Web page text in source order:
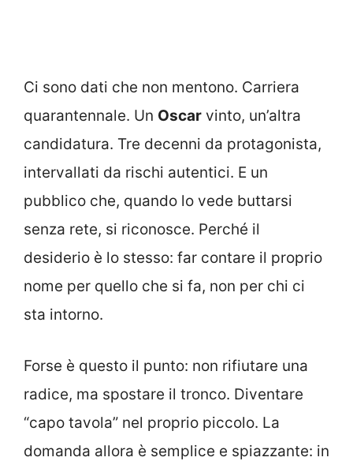
Ci sono dati che non mentono. Carriera
quarantennale. Un Oscar vinto, un’altra
candidatura. Tre decenni da protagonista,
intervallati da rischi autentici. E un
pubblico che, quando lo vede buttarsi
senza rete, si riconosce. Perché il
desiderio è lo stesso: far contare il proprio
nome per quello che si fa, non per chi ci
sta intorno.
Forse è questo il punto: non rifiutare una
radice, ma spostare il tronco. Diventare
“capo tavola” nel proprio piccolo. La
domanda allora è semplice e spiazzante: in